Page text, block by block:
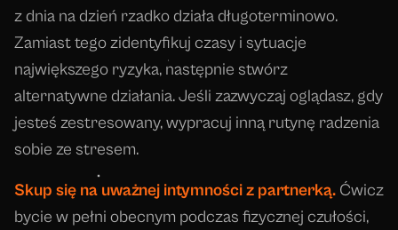
z dnia na dzień rzadko działa długoterminowo.
Zamiast tego zidentyfikuj czasy i sytuacje
największego ryzyka, następnie stwórz
alternatywne działania. Jeśli zazwyczaj oglądasz, gdy
jesteś zestresowany, wypracuj inną rutynę radzenia
sobie ze stresem.
Skup się na uważnej intymności z partnerką. Ćwicz
bycie w pełni obecnym podczas fizycznej czułości,